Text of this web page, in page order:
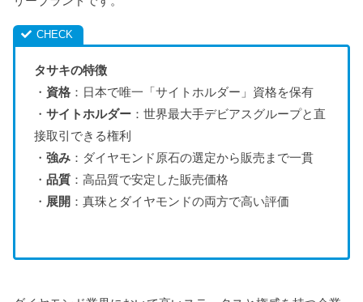
タサキの特徴
・ 資格：日本で唯一「サイトホルダー」資格を保有
・ サイトホルダー：世界最大手デビアスグループと直
接取引できる権利
・ 強み：ダイヤモンド原石の選定から販売まで一貫
・ 品質：高品質で安定した販売価格
・ 展開 ：真珠とダイヤモンドの両方で高い評価